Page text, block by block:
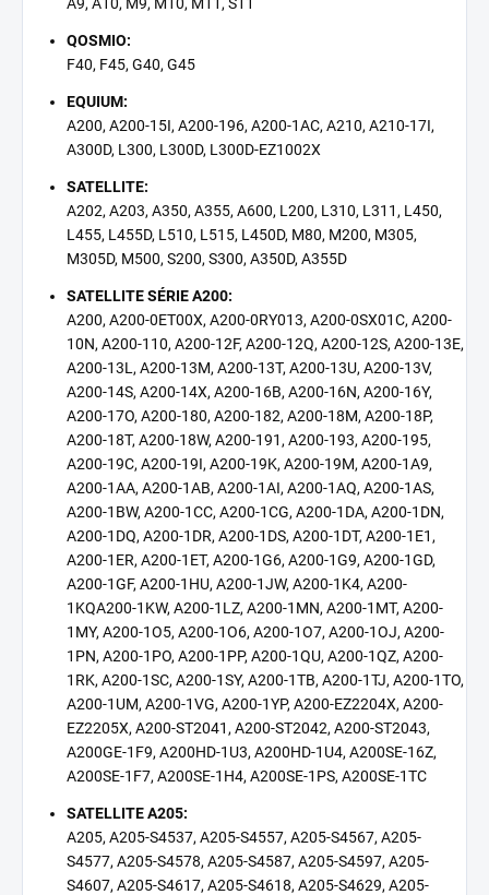
QOSMIO:
F40, F45, G40, G45
EQUIUM:
A200, A200-15I, A200-196, A200-1AC, A210, A210-17I,
A300D, L300, L300D, L300D-EZ1002X
SATELLITE:
A202, A203, A350, A355, A600, L200, L310, L311, L450,
L455, L455D, L510, L515, L450D, M80, M200, M305,
M305D, M500, S200, S300, A350D, A355D
SATELLITE SÉRIE A200:
A200, A200-0ET00X, A200-0RY013, A200-0SX01C, A200-
10N, A200-110, A200-12F, A200-12Q, A200-12S, A200-13E,
A200-13L, A200-13M, A200-13T, A200-13U, A200-13V,
A200-14S, A200-14X, A200-16B, A200-16N, A200-16Y,
A200-17O, A200-180, A200-182, A200-18M, A200-18P,
A200-18T, A200-18W, A200-191, A200-193, A200-195,
A200-19C, A200-19I, A200-19K, A200-19M, A200-1A9,
A200-1AA, A200-1AB, A200-1AI, A200-1AQ, A200-1AS,
A200-1BW, A200-1CC, A200-1CG, A200-1DA, A200-1DN,
A200-1DQ, A200-1DR, A200-1DS, A200-1DT, A200-1E1,
A200-1ER, A200-1ET, A200-1G6, A200-1G9, A200-1GD,
A200-1GF, A200-1HU, A200-1JW, A200-1K4, A200-
1KQA200-1KW, A200-1LZ, A200-1MN, A200-1MT, A200-
1MY, A200-1O5, A200-1O6, A200-1O7, A200-1OJ, A200-
1PN, A200-1PO, A200-1PP, A200-1QU, A200-1QZ, A200-
1RK, A200-1SC, A200-1SY, A200-1TB, A200-1TJ, A200-1TO,
A200-1UM, A200-1VG, A200-1YP, A200-EZ2204X, A200-
EZ2205X, A200-ST2041, A200-ST2042, A200-ST2043,
A200GE-1F9, A200HD-1U3, A200HD-1U4, A200SE-16Z,
A200SE-1F7, A200SE-1H4, A200SE-1PS, A200SE-1TC
SATELLITE A205:
A205, A205-S4537, A205-S4557, A205-S4567, A205-
S4577, A205-S4578, A205-S4587, A205-S4597, A205-
S4607, A205-S4617, A205-S4618, A205-S4629, A205-